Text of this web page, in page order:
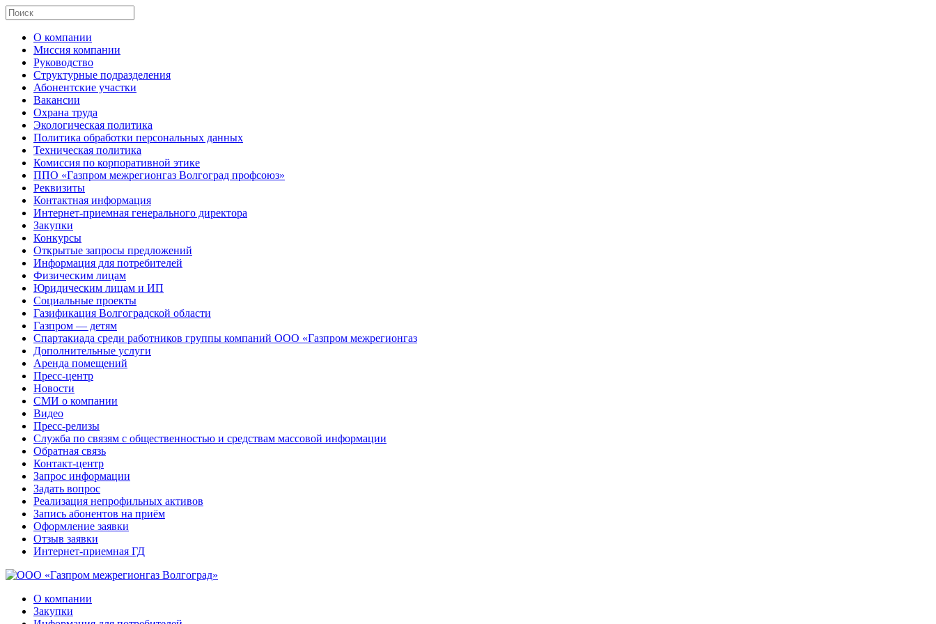
О компании
Миссия компании
Руководство
Структурные подразделения
Абонентские участки
Вакансии
Охрана труда
Экологическая политика
Политика обработки персональных данных
Техническая политика
Комиссия по корпоративной этике
ППО «Газпром межрегионгаз Волгоград профсоюз»
Реквизиты
Контактная информация
Интернет-приемная генерального директора
Закупки
Конкурсы
Открытые запросы предложений
Информация для потребителей
Физическим лицам
Юридическим лицам и ИП
Социальные проекты
Газификация Волгоградской области
Газпром — детям
Спартакиада среди работников группы компаний ООО «Газпром межрегионгаз
Дополнительные услуги
Аренда помещений
Пресс-центр
Новости
СМИ о компании
Видео
Пресс-релизы
Служба по связям с общественностью и средствам массовой информации
Обратная связь
Контакт-центр
Запрос информации
Задать вопрос
Реализация непрофильных активов
Запись абонентов на приём
Оформление заявки
Отзыв заявки
Интернет-приемная ГД
О компании
Закупки